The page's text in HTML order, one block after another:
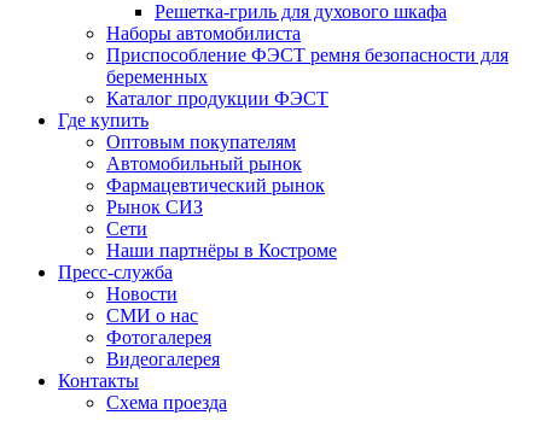
Решетка-гриль для духового шкафа
Наборы автомобилиста
Приспособление ФЭСТ ремня безопасности для
беременных
Каталог продукции ФЭСТ
Где купить
Оптовым покупателям
Автомобильный рынок
Фармацевтический рынок
Рынок СИЗ
Сети
Наши партнёры в Костроме
Пресс-служба
Новости
СМИ о нас
Фотогалерея
Видеогалерея
Контакты
Схема проезда